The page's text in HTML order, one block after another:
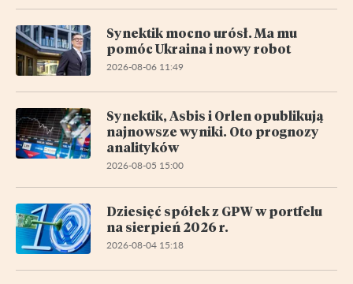
Synektik mocno urósł. Ma mu
pomóc Ukraina i nowy robot
2026-08-06 11:49
Synektik, Asbis i Orlen opublikują
najnowsze wyniki. Oto prognozy
analityków
2026-08-05 15:00
Dziesięć spółek z GPW w portfelu
na sierpień 2026 r.
2026-08-04 15:18